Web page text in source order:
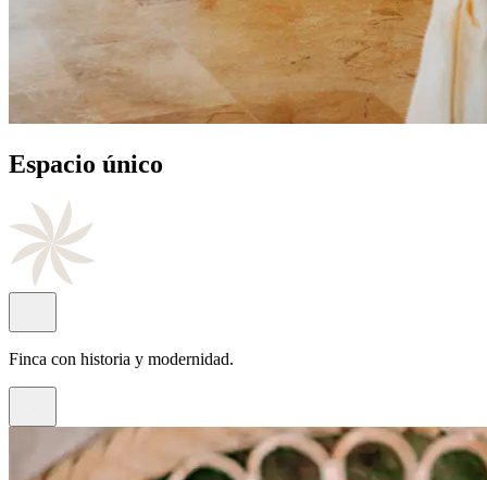
Cocinade autor
Con el sello del chef Juan Antonio Rayos.